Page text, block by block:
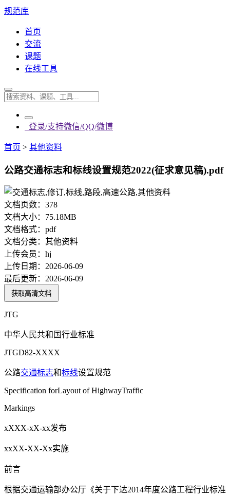
规范库
首页
交流
课题
在线工具
登录/支持微信/QQ/微博
首页 > 其他资料
公路交通标志和标线设置规范2022(征求意见稿).pdf
文档页数： 378
文档大小： 75.18MB
文档格式： pdf
文档分类： 其他资料
上传会员： hj
上传日期： 2026-06-09
最后更新： 2026-06-09
获取高清文档
JTG
中华人民共和国行业标准
JTGD82-XXXX
公路交通标志和标线设置规范
Specification forLayout of HighwayTraffic
Markings
xXXX-xX-xx发布
xxXX-XX-Xx实施
前言
根据交通运输部办公厅《关于下达2014年度公路工程行业标准